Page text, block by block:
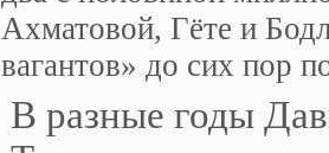
Ахматовой, Гёте и
вагантов» до сих пор
В разные годы